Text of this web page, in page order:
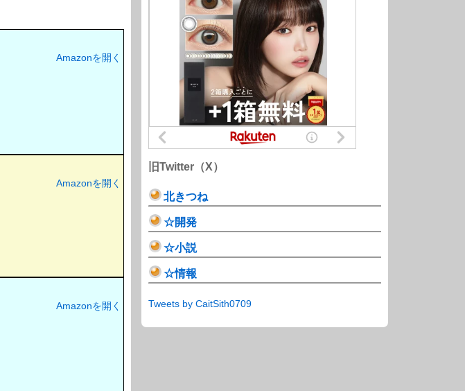
Amazonを開く
Amazonを開く
Amazonを開く
旧Twitter（X）
北きつね
☆開発
☆小説
☆情報
Tweets by CaitSith0709